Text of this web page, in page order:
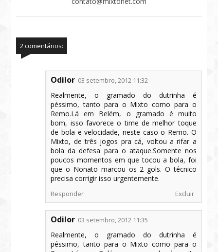
2 comentários:
Odilor 03 setembro, 2012 11:32
Realmente, o gramado do dutrinha é
péssimo, tanto para o Mixto como para o
Remo.Lá em Belém, o gramado é muito
bom, isso favorece o time de melhor toque
de bola e velocidade, neste caso o Remo. O
Mixto, de três jogos pra cá, voltou a rifar a
bola da defesa para o ataque.Somente nos
poucos momentos em que tocou a bola, foi
que o Nonato marcou os 2 gols. O técnico
precisa corrigir isso urgentemente.
Responder Excluir
Odilor 03 setembro, 2012 11:35
Realmente, o gramado do dutrinha é
péssimo, tanto para o Mixto como para o